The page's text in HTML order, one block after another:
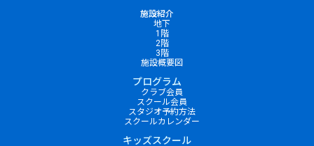
施設紹介
地下
1階
2階
3階
施設概要図
プログラム
クラブ会員
スクール会員
スタジオ予約方法
スクールカレンダー
キッズスクール